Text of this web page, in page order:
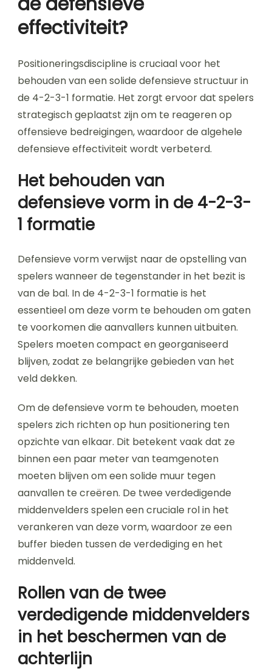
effectiviteit?
Positioneringsdiscipline is cruciaal voor het
behouden van een solide defensieve structuur in
de 4-2-3-1 formatie. Het zorgt ervoor dat spelers
strategisch geplaatst zijn om te reageren op
offensieve bedreigingen, waardoor de algehele
defensieve effectiviteit wordt verbeterd.
Het behouden van
defensieve vorm in de 4-2-3-
1 formatie
Defensieve vorm verwijst naar de opstelling van
spelers wanneer de tegenstander in het bezit is
van de bal. In de 4-2-3-1 formatie is het
essentieel om deze vorm te behouden om gaten
te voorkomen die aanvallers kunnen uitbuiten.
Spelers moeten compact en georganiseerd
blijven, zodat ze belangrijke gebieden van het
veld dekken.
Om de defensieve vorm te behouden, moeten
spelers zich richten op hun positionering ten
opzichte van elkaar. Dit betekent vaak dat ze
binnen een paar meter van teamgenoten
moeten blijven om een solide muur tegen
aanvallen te creëren. De twee verdedigende
middenvelders spelen een cruciale rol in het
verankeren van deze vorm, waardoor ze een
buffer bieden tussen de verdediging en het
middenveld.
Rollen van de twee
verdedigende middenvelders
in het beschermen van de
achterlijn